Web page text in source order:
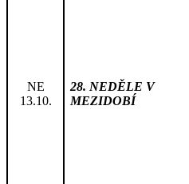
NE
13.10.
28. NEDĚLE V
MEZIDOBÍ